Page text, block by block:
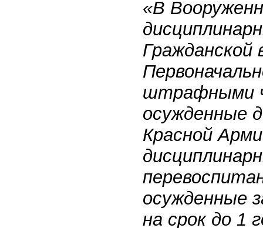
«В
Гражданской
штрафными
осужденные
Красной
осужденные
на срок до 1